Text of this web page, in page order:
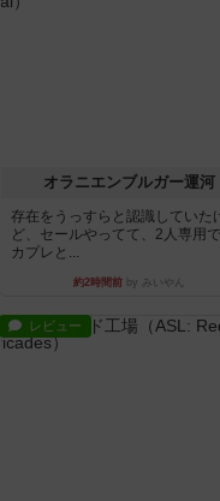
オラニエンブルガー運河
存在をうっすらと認識していた
ど、セールやってて、2人専用
カプレと...
約2時間前by みいやん
レビュー